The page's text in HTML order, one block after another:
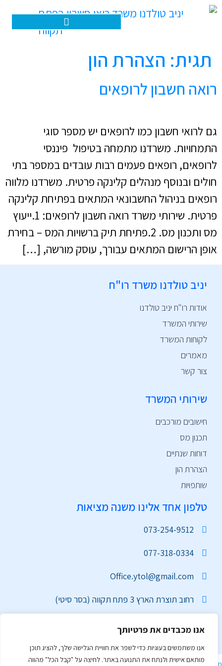
אנו מכבדים את פרטיותך
אנו משתמשים בעוגיות כדי לשפר את חוויית הגלישה שלך, להציג תוכן
מותאם אישית ולנתח את התנועה באתר. לחיצה על "קבל הכל" מהווה
תגית: הצהרת הון
רואה חשבון לרופאים
גם לרואי חשבון כמו לרופאים יש מספר סוגי
התמחויות. משרדנו מתמחה בטיפול פיננסי
לרופאים, רופאים פעמים רבות עובדים במספר בתי
חולים ובנוסף מנהלים קלינקה פרטית. משרדנו מלווה
רופאים בניהול החשבונאי המתאים בפתיחת קלינקה
פרטית. שירותי משרד רואה חשבון לרופאים: 1.ייעוץ
מס ותכנון מס. 2.פתיחת תיק ברשויות המס – בחירת
אופן הרישום המתאים עבורך, עוסק מורשה, […]
יניב טולדנו משרד רו"ח
אודות רו"ח יניב טולדנו
שירותי המשרד
לקוחות המשרד
מאמרים
צור קשר
שירותי המשרד
חישובים מורכבים
תכנון מס
דוחות שנתיים
הצהרת הון
שותפויות
טלפון אחד אלינו משנה מציאות
073-254-9512
077-318-0334
Office.ytol@gmail.com
רחוב תוצרת הארץ 3 פתח תקווה (בסר סיטי)
מדיניות פרטיות|הצהרת נגישות